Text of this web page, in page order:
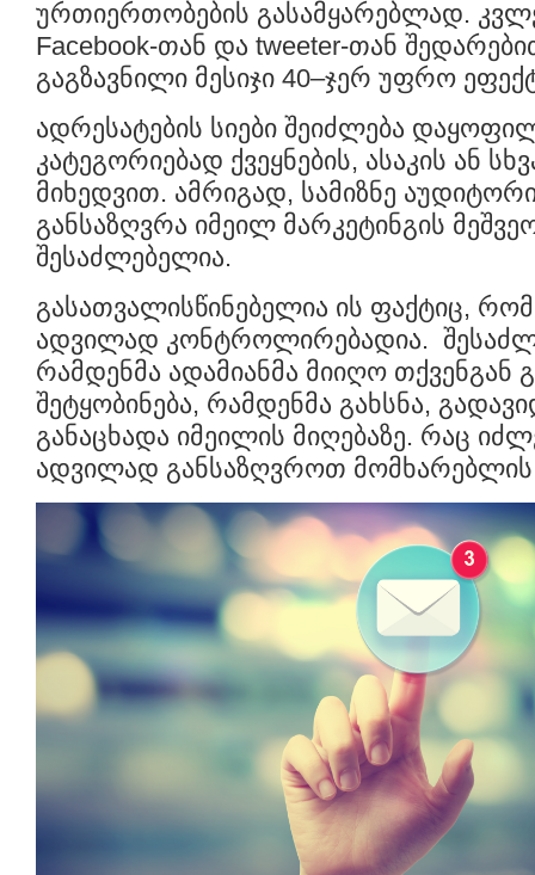
ურთიერთობების გასამყარებლად.
Facebook-თან და tweeter-თან
გაგზავნილი მესიჯი 40–ჯერ უფრო
ადრესატების სიები შეიძლება
კატეგორიებად ქვეყნების, ასაკის ან
მიხედვით. ამრიგად, სამიზნე
განსაზღვრა იმეილ მარკეტინგის
შესაძლებელია.
გასათვალისწინებელია ის ფაქტიც,
ადვილად კონტროლირებადია.
რამდენმა ადამიანმა მიიღო თქვენგან
შეტყობინება, რამდენმა გახსნა,
განაცხადა იმეილის მიღებაზე. რაც
ადვილად განსაზღვროთ